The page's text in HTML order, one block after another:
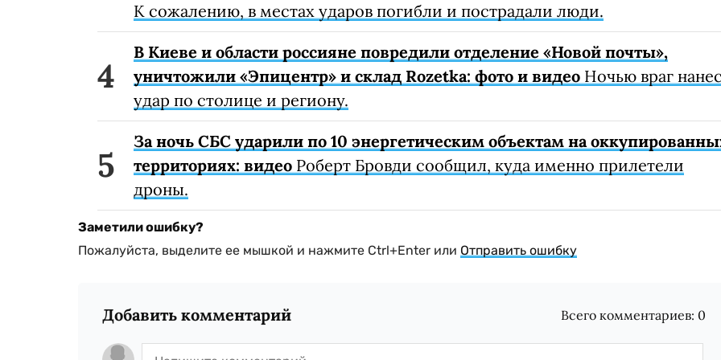
К сожалению, в местах ударов погибли и пострадали люди.
В Киеве и области россияне повредили отделение «Новой почты»,
уничтожили «Эпицентр» и склад Rozetka: фото и видео Ночью враг
удар по столице и региону.
За ночь СБС ударили по 10 энергетическим объектам на
территориях: видео Роберт Бровди сообщил, куда именно прилетели
дроны.
Заметили ошибку?
Пожалуйста, выделите ее мышкой и нажмите Ctrl+Enter или Отправить ошибку
Добавить комментарий Всего комментариев: 0